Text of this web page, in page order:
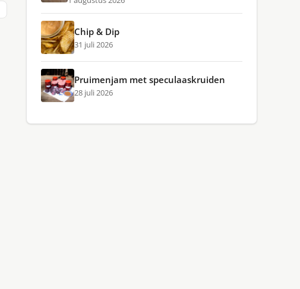
Chip & Dip
31 juli 2026
Pruimenjam met speculaaskruiden
28 juli 2026